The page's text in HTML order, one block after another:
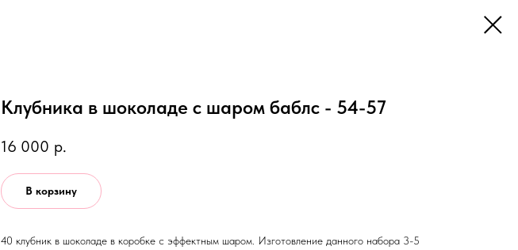
Клубника в шоколаде с шаром баблс - 54-57
16 000 р.
В корзину
40 клубник в шоколаде в коробке с эффектным шаром. Изготовление данного набора 3-5